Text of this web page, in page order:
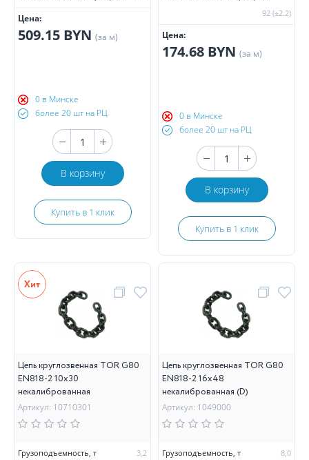
Цена:
509.15 BYN (за м)
0 в Минске
более 20 шт на РЦ
В корзину
Купить в 1 клик
92 (±2.2)
Цена:
174.68 BYN (за м)
0 в Минске
более 20 шт на РЦ
В корзину
Купить в 1 клик
Цепь круглозвенная TOR G80
EN818-2 10х30
некалиброванная
Артикул: 10710301
Грузоподъемность, т 3,2
Цепь круглозвенная TOR G80
EN818-2 16х48
некалиброванная (D)
Артикул: 1049000
Грузоподъемность, т 8,0